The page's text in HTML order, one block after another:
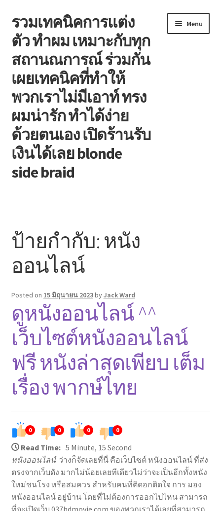
Skip
to
navigation
Skip
to
content
รวมเทคนิคการแต่ง
ตัว ทำผม เหมาะกับทุก
สถานณการณ์ ร่วมกัน
เผยเทคนิคที่ทำให้
พวกเราไม่มีเอาท์ ทรง
ผมน่ารัก ทำได้ง่าย
ด้วยตนเอง เปิดร้านรับ
เงินได้เลย blonde
side braid
Menu
Contact
Lets get your new site up and running in no time!
Pin Posts
ป้ายกำกับ: หนัง
ออนไลน์
Posted on 15 มิถุนายน 2023byJack Ward
ดูหนังออนไลน์ ^^
เว็บไซต์หนังออนไลน์
ฟรี หนังล่าสุดเพียบ เต็ม
เรื่อง พากษ์ไทย
0 0 0 0
Read Time: 5 Minute, 15 Second
หนังออนไลน์ว่างก็จัดเลยที่นี่ คือเว็บไซต์ หนังออนไลน์ ที่ส่ง
ตรงจากเว็บดัง มากไม่น้อยเลยทีเดียวไม่ว่าจะเป็นอีกทั้งหนัง
ใหม่ชนโรง หรือสมควร สำหรับคนที่ติดอกติดใจ การ มอง
หนังออนไลน์ อยู่บ้าน โดยที่ไม่ต้องการออกไปไหน สามารถ
ที่จะเปิดเว็บ 037hdmovie.com ของพวกเราได้เลยที่สามารถ